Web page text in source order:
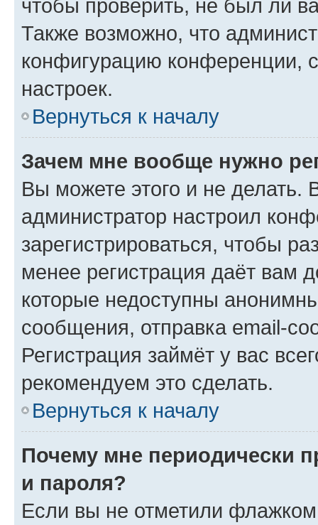
чтобы проверить, не был ли
Также возможно, что
конфигурацию конференции,
настроек.
Вернуться к началу
Зачем мне вообще нужно
Вы можете этого и не делать.
администратор настроил
зарегистрироваться, чтобы
менее регистрация даёт вам
которые недоступны
сообщения, отправка email-
Регистрация займёт у вас
рекомендуем это сделать.
Вернуться к началу
Почему мне периодически
и пароля?
Если вы не отметили